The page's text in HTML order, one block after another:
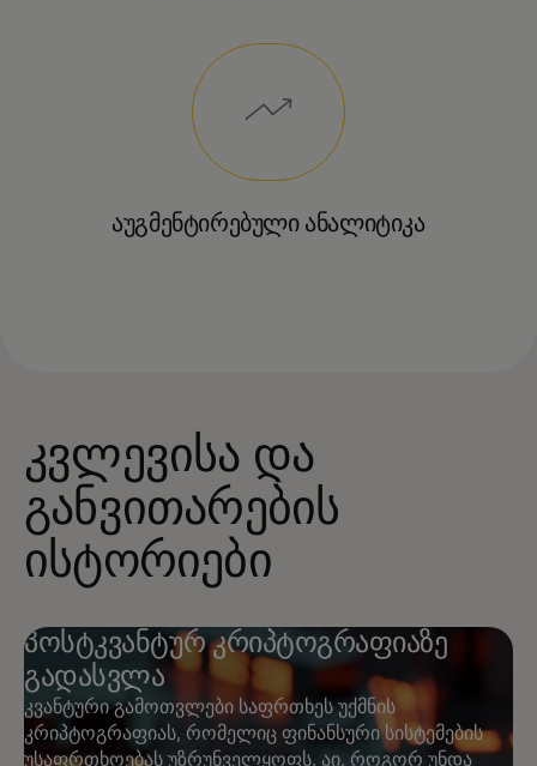
აუგმენტირებული ანალიტიკა
კვლევისა და
განვითარების
ისტორიები
პოსტკვანტურ კრიპტოგრაფიაზე
გადასვლა
კვანტური გამოთვლები საფრთხეს უქმნის
კრიპტოგრაფიას, რომელიც ფინანსური სისტემების
უსაფრთხოებას უზრუნველყოფს. აი, როგორ უნდა